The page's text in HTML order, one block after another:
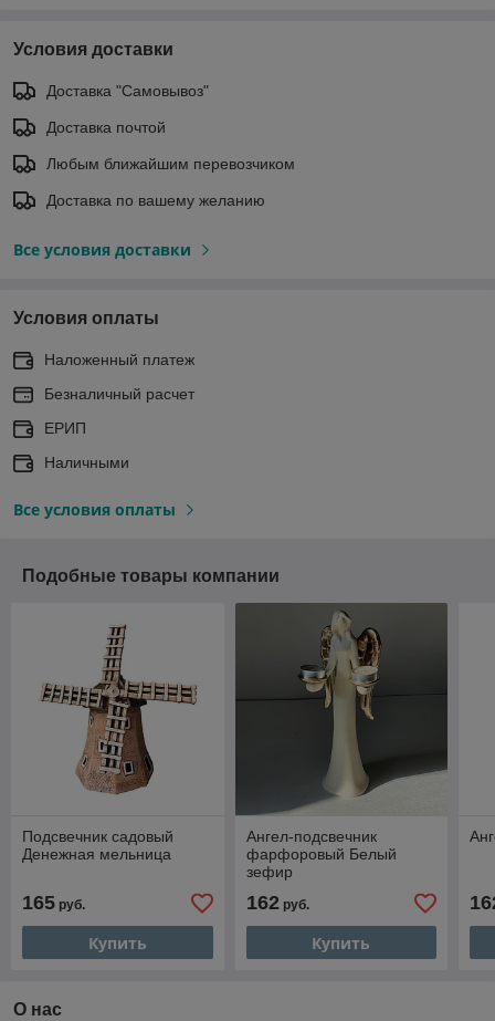
Условия доставки
Доставка "Самовывоз"
Доставка почтой
Любым ближайшим перевозчиком
Доставка по вашему желанию
Все условия доставки
Условия оплаты
Наложенный платеж
Безналичный расчет
ЕРИП
Наличными
Все условия оплаты
Подобные товары компании
Подсвечник садовый
Денежная мельница
165 руб.
Купить
Ангел-подсвечник
фарфоровый Белый
зефир
162руб.
Купить
О нас